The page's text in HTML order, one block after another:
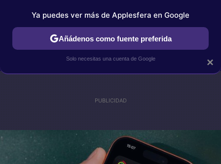
IPHONE TUTORIALES APPLESFERA SELECCIÓN
×
Ya puedes ver más de Applesfera en Google
Añádenos como fuente preferida
Solo necesitas una cuenta de Google